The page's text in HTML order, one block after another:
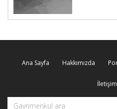
Ana Sayfa Hakkımızda
İletişim